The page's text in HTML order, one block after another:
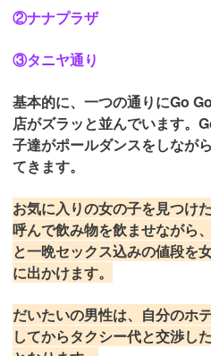
②ナナプラザ
③タニヤ通り
基本的に、一つの通りにGo
店がズラッと並んでいます。
子達がポールダンスをしなが
てきます。
お気に入りの女の子を見つけ
呼んで飲み物を飲ませながら
と一晩セックス込みの値段を
に出かけます。
だいたいの男性は、自分のホ
してからタクシー代と交渉し